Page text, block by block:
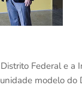
Federal e a
modelo